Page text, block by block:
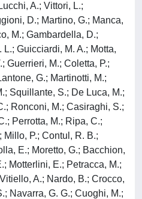
A.; Vittori, L.;
D.; Martino, G.; Manca,
M.; Gambardella, D.;
Guicciardi, M. A.; Motta,
Guerrieri, M.; Coletta, P.;
G.; Martinotti, M.;
Squillante, S.; De Luca, M.;
Ronconi, M.; Casiraghi, S.;
Perrotta, M.; Ripa, C.;
P.; Contul, R. B.;
E.; Moretto, G.; Bacchion,
Motterlini, E.; Petracca, M.;
A.; Nardo, B.; Crocco,
Navarra, G. G.; Cuoghi, M.;